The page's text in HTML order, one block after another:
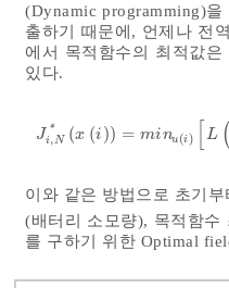
(Dynamic programming)
출하기 때문에, 언제나 전
에서 목적함수의 최적값은
있다.
J *
i,N (x (i )) = minu (i ) L
Ji N*
이와 같은 방법으로 초기
(배터리 소모량), 목적함
를 구하기 위한 Optimal